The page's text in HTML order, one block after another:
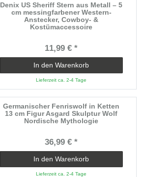
Denix US Sheriff Stern aus Metall – 5
cm messingfarbener Western-
Anstecker, Cowboy- &
Kostümaccessoire
11,99 € *
In den Warenkorb
Lieferzeit ca. 2-4 Tage
Germanischer Fenriswolf in Ketten
13 cm Figur Asgard Skulptur Wolf
Nordische Mythologie
36,99 € *
In den Warenkorb
Lieferzeit ca. 2-4 Tage